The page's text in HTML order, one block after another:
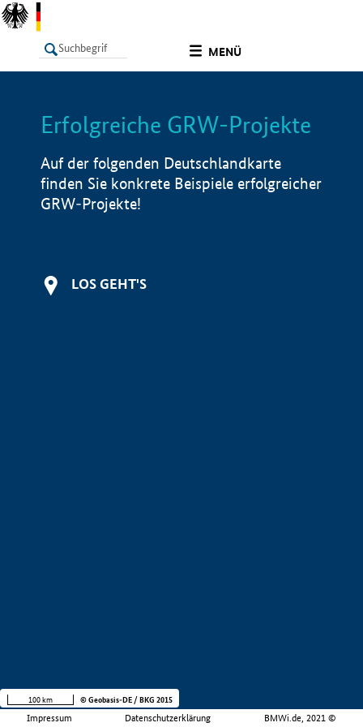
MENÜ
LISTE Info
Erfolgreiche GRW-Projekte
Auf der folgenden Deutschlandkarte
finden Sie konkrete Beispiele erfolgreicher
GRW-Projekte!
LOS GEHT'S
Impressum Datenschutzerklärung BMWi.de, 2021 ©
100 km © Geobasis-DE / BKG 2015